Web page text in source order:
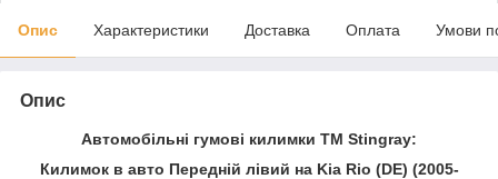
Опис Характеристики Доставка Оплата Умови
Опис
Автомобільні гумові килимки ТМ Stingray:
Килимок в авто Передній лівий на Kia Rio (DE) (2005-